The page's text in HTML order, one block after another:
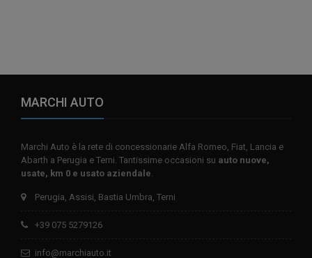
MARCHI AUTO
Marchi Auto è la rete di concessionarie Alfa Romeo, Fiat, Lancia e
Abarth a Perugia e Terni. Tantissime occasioni su auto nuove,
usate, km 0 e usato aziendale
Perugia, Assisi, Bastia Umbra, Terni
+39 075 5279126
info@marchiauto.it